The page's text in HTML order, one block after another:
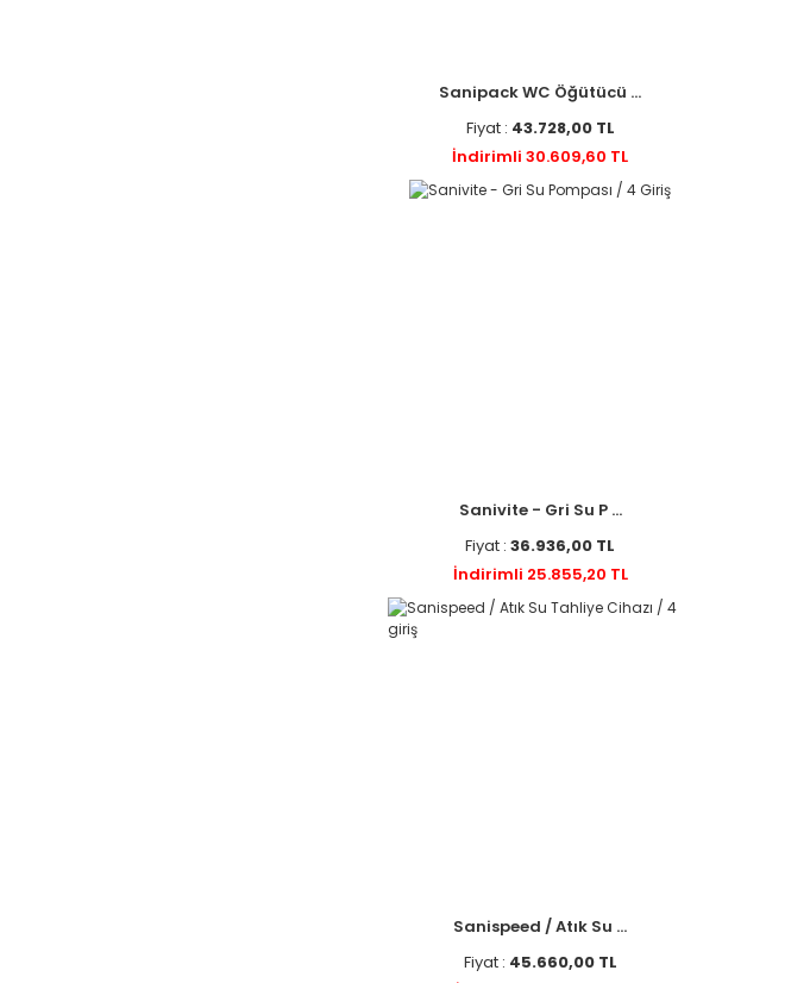
Sanipack WC Öğütücü ...
Fiyat : 43.728,00 TL
İndirimli 30.609,60 TL
Sanivite - Gri Su P ...
Fiyat :36.936,00 TL
İndirimli 25.855,20 TL
Sanispeed / Atık Su ...
Fiyat : 45.660,00 TL